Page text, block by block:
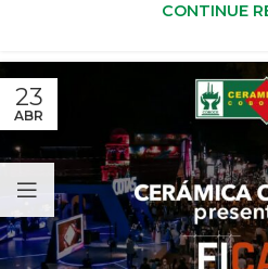
CONTINUE
23
ABR